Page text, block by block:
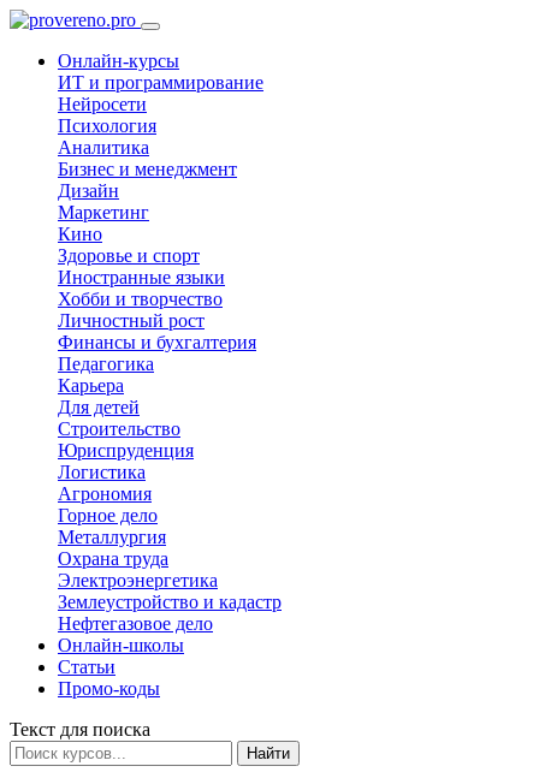
Онлайн-курсы
ИТ и программирование
Нейросети
Психология
Аналитика
Бизнес и менеджмент
Дизайн
Маркетинг
Кино
Здоровье и спорт
Иностранные языки
Хобби и творчество
Личностный рост
Финансы и бухгалтерия
Педагогика
Карьера
Для детей
Строительство
Юриспруденция
Логистика
Агрономия
Горное дело
Металлургия
Охрана труда
Электроэнергетика
Землеустройство и кадастр
Нефтегазовое дело
Онлайн-школы
Статьи
Промо-коды
Текст для поиска
Найти